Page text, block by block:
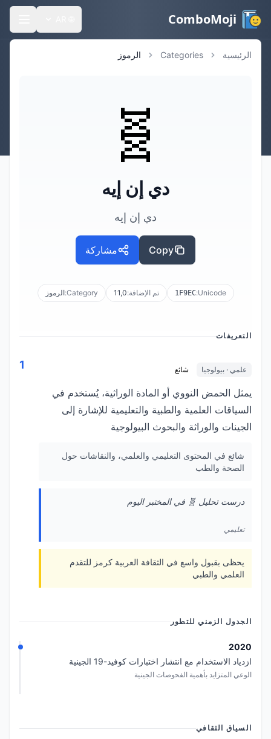
ComboMoji
الرئيسية Categories الرموز
🧬
دي إن إيه
دي إن إيه
Copy مشاركة
Unicode:
1F9EC تم الإضافة:11,0
Category: الرموز
التعريفات
1 علمي · بيولوجيا شائع
يمثل الحمض النووي أو المادة الوراثية، يُستخدم في
السياقات العلمية والطبية والتعليمية للإشارة إلى
الجينات والوراثة والبحوث البيولوجية
شائع في المحتوى التعليمي والعلمي، والنقاشات حول
الصحة والطب
درست تحليل 🧬 في المختبر اليوم
تعليمي
يحظى بقبول واسع في الثقافة العربية كرمز للتقدم
العلمي والطبي
الجدول الزمني للتطور
2020
ازدياد الاستخدام مع انتشار اختبارات كوفيد-19 الجينية
الوعي المتزايد بأهمية الفحوصات الجينية
السياق الثقافي